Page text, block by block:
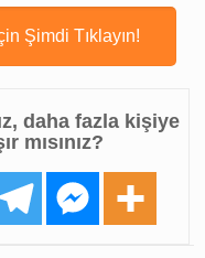
Şimdi Tıklayın!
daha fazla kişiye
mısınız?